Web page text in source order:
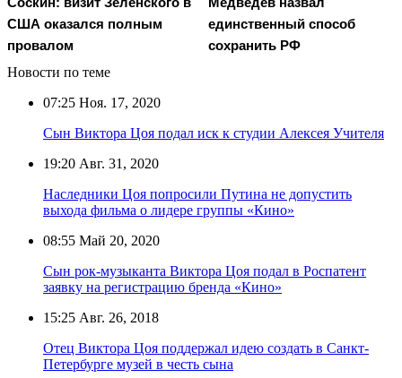
США оказался полным
провалом
единственный способ
сохранить РФ
Новости по теме
07:25 Ноя. 17, 2020
Сын Виктора Цоя подал иск к студии Алексея Учителя
19:20 Авг. 31, 2020
Наследники Цоя попросили Путина не допустить
выхода фильма о лидере группы «Кино»
08:55 Май 20, 2020
Сын рок-музыканта Виктора Цоя подал в Роспатент
заявку на регистрацию бренда «Кино»
15:25 Авг. 26, 2018
Отец Виктора Цоя поддержал идею создать в Санкт-
Петербурге музей в честь сына